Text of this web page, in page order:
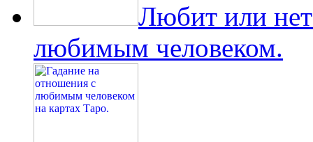
Любит или
любимым человеком.